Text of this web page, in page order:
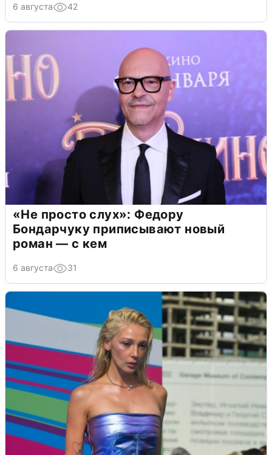
6 августа 42
«Не просто слух»: Федору
Бондарчуку приписывают новый
роман — с кем
6 августа 31